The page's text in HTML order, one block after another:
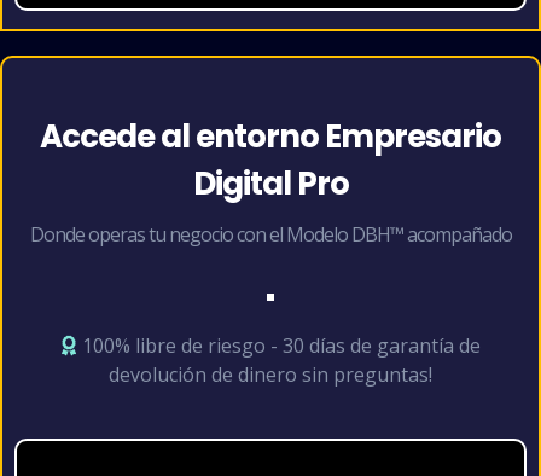
Accede al entorno Empresario
Digital Pro
Donde operas tu negocio con el Modelo DBH™ acompañado
100% libre de riesgo - 30 días de garantía de
devolución de dinero sin preguntas!